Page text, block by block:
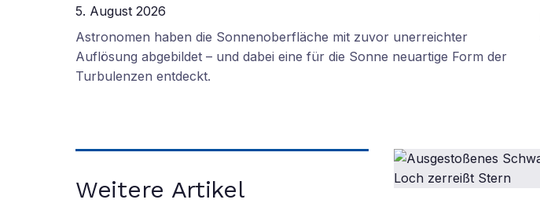
5. August 2026
Astronomen haben die Sonnenoberfläche mit zuvor unerreichter
Auflösung abgebildet – und dabei eine für die Sonne neuartige Form der
Turbulenzen entdeckt.
Weitere Artikel